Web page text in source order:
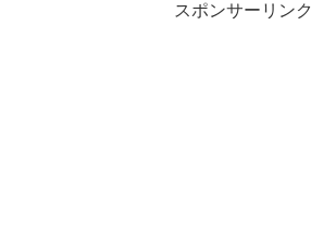
スポンサーリンク